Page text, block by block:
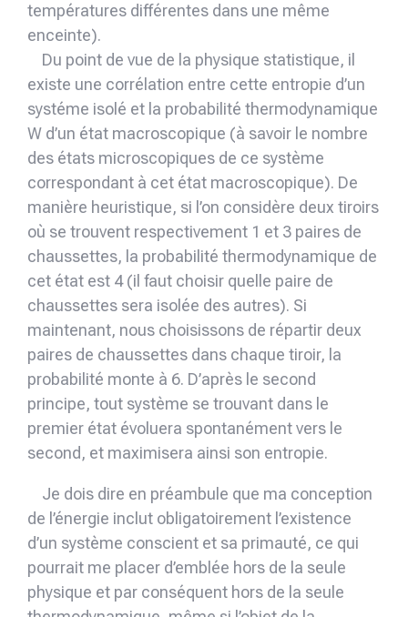
températures différentes dans une même
enceinte).
Du point de vue de la physique statistique, il
existe une corrélation entre cette entropie d’un
systéme isolé et la probabilité thermodynamique
W d’un état macroscopique (à savoir le nombre
des états microscopiques de ce système
correspondant à cet état macroscopique). De
manière heuristique, si l’on considère deux tiroirs
où se trouvent respectivement 1 et 3 paires de
chaussettes, la probabilité thermodynamique de
cet état est 4 (il faut choisir quelle paire de
chaussettes sera isolée des autres). Si
maintenant, nous choisissons de répartir deux
paires de chaussettes dans chaque tiroir, la
probabilité monte à 6. D’après le second
principe, tout système se trouvant dans le
premier état évoluera spontanément vers le
second, et maximisera ainsi son entropie.
Je dois dire en préambule que ma conception
de l’énergie inclut obligatoire­ment l’existence
d’un système conscient et sa primauté, ce qui
pourrait me placer d’emblée hors de la seule
physique et par conséquent hors de la seule